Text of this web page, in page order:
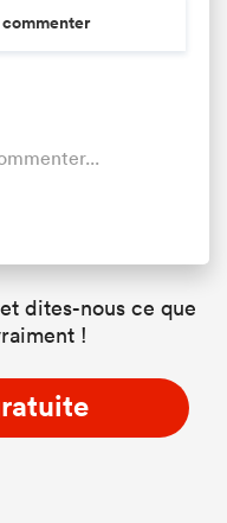
dites-nous ce que
!